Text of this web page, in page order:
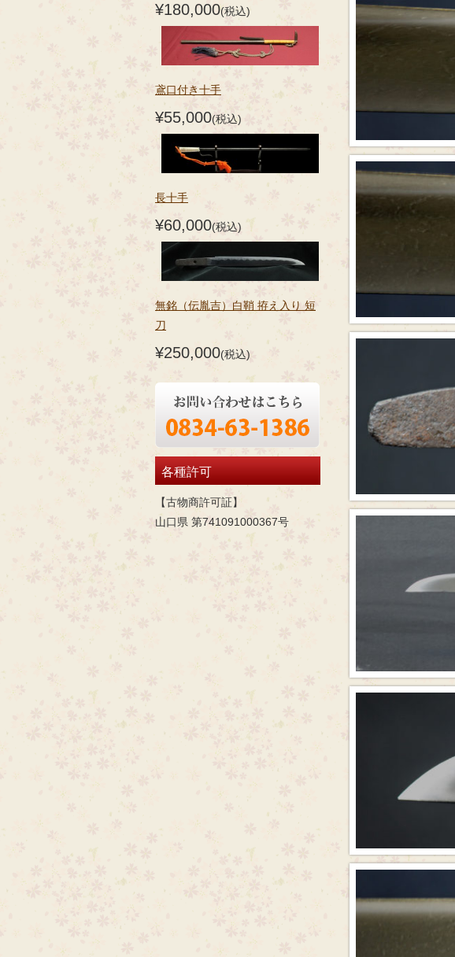
¥180,000(税込)
鳶口付き十手
¥55,000(税込)
長十手
¥60,000(税込)
無銘（伝胤吉）白鞘 拵え入り 短
刀
¥250,000(税込)
各種許可
【古物商許可証】
山口県 第741091000367号